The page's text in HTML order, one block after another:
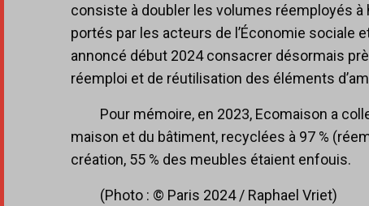
consiste à doubler les volumes réemployés
portés par les acteurs de l’Économie sociale
annoncé début 2024 consacrer désormais
réemploi et de réutilisation des éléments
Pour mémoire, en 2023, Ecomaison a
maison et du bâtiment, recyclées à 97 %
création, 55 % des meubles étaient enfouis.
(Photo : © Paris 2024 / Raphael Vriet)